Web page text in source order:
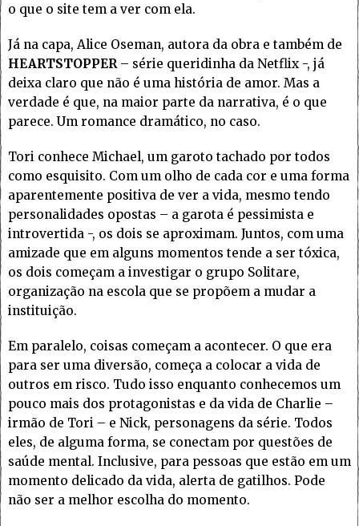
o que o site tem a ver com ela.
Já na capa, Alice Oseman, autora da obra e também de
HEARTSTOPPER– série queridinha da Netflix -, já
deixa claro que não é uma história de amor. Mas a
verdade é que, na maior parte da narrativa, é o que
parece. Um romance dramático, no caso.
Tori conhece Michael, um garoto tachado por todos
como esquisito. Com um olho de cada cor e uma forma
aparentemente positiva de ver a vida, mesmo tendo
personalidades opostas – a garota é pessimista e
introvertida -, os dois se aproximam. Juntos, com uma
amizade que em alguns momentos tende a ser tóxica,
os dois começam a investigar o grupo Solitare,
organização na escola que se propõem a mudar a
instituição.
Em paralelo, coisas começam a acontecer. O que era
para ser uma diversão, começa a colocar a vida de
outros em risco. Tudo isso enquanto conhecemos um
pouco mais dos protagonistas e da vida de Charlie –
irmão de Tori – e Nick, personagens da série. Todos
eles, de alguma forma, se conectam por questões de
saúde mental. Inclusive, para pessoas que estão em um
momento delicado da vida, alerta de gatilhos. Pode
não ser a melhor escolha do momento.